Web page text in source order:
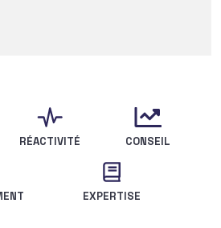
RÉACTIVITÉ CONSEIL
EXPERTISE